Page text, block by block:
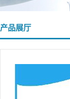
产品展厅